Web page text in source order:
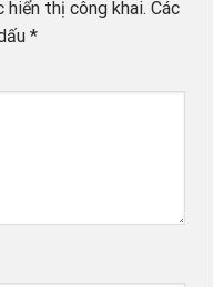
hiển thị công khai. Các
*